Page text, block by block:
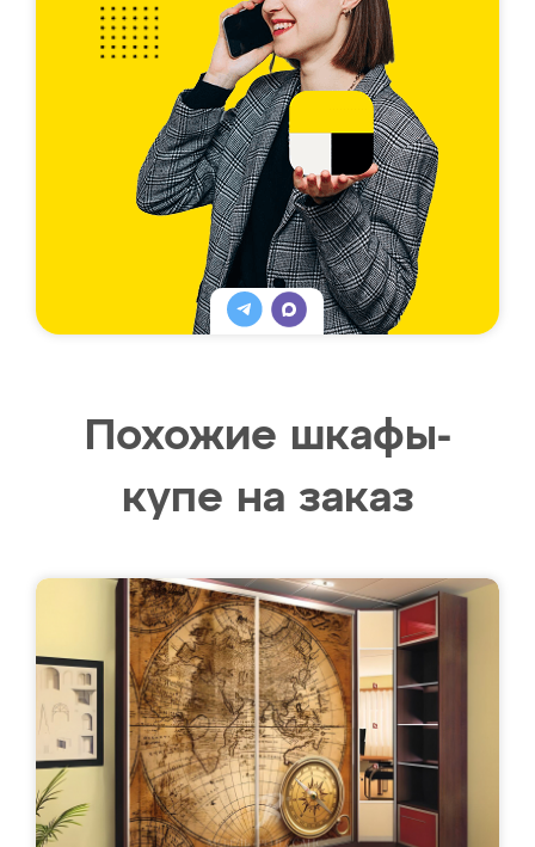
Похожие шкафы-
купе на заказ